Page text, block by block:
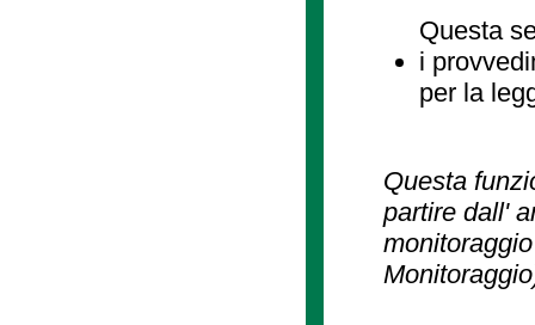
Questa
i
per la
Questa
partire dall'